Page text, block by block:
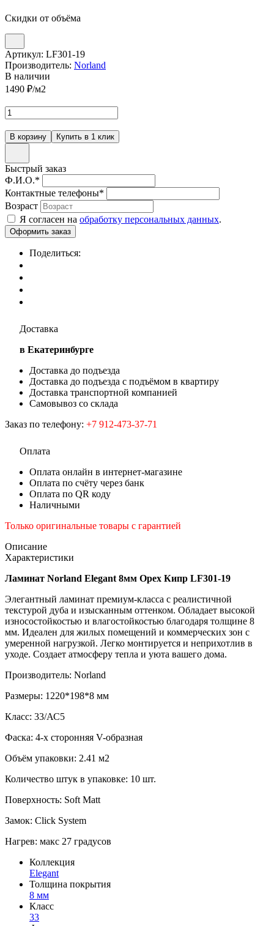
Скидки от объёма
Артикул: LF301-19
Производитель: Norland
В наличии
1490 ₽/м2
Быстрый заказ
Ф.И.О.*
Контактные телефоны*
Возраст
Я согласен на обработку персональных данных.
Поделиться:
Доставка
в Екатеринбурге
Доставка до подъезда
Доставка до подъезда с подъёмом в квартиру
Доставка транспортной компанией
Самовывоз со склада
Заказ по телефону: +7 912-473-37-71
Оплата
Оплата онлайн в интернет-магазине
Оплата по счёту через банк
Оплата по QR коду
Наличными
Только оригинальные товары с гарантией
Описание
Характеристики
Ламинат Norland Elegant 8мм Орех Кипр LF301-19
Элегантный ламинат премиум-класса с реалистичной
текстурой дуба и изысканным оттенком. Обладает высокой
износостойкостью и влагостойкостью благодаря толщине 8
мм. Идеален для жилых помещений и коммерческих зон с
умеренной нагрузкой. Легко монтируется и неприхотлив в
уходе. Создает атмосферу тепла и уюта вашего дома.
Производитель: Norland
Размеры: 1220*198*8 мм
Класс: 33/АС5
Фаска: 4-х сторонняя V-образная
Объём упаковки: 2.41 м2
Количество штук в упаковке: 10 шт.
Поверхность: Soft Matt
Замок: Click System
Нагрев: макс 27 градусов
Коллекция
Elegant
Толщина покрытия
8 мм
Класс
33